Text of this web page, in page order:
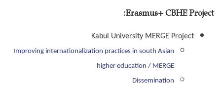
Erasmus+ CBHE Project:
Kabul University MERGE Project
Improving internationalization practices in south Asian
higher education / MERGE
Dissemination